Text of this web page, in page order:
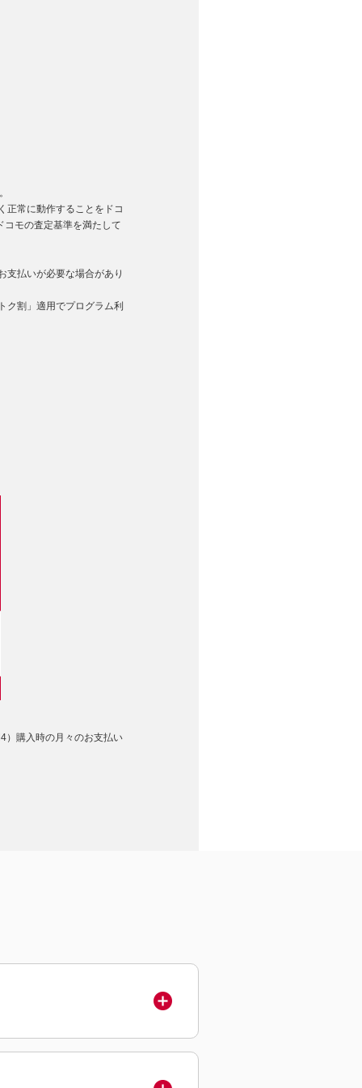
正常に動作することをドコ
モの査定基準を満たして
支払いが必要な場合があり
ク割」適用でプログラム利
）購入時の月々のお支払い